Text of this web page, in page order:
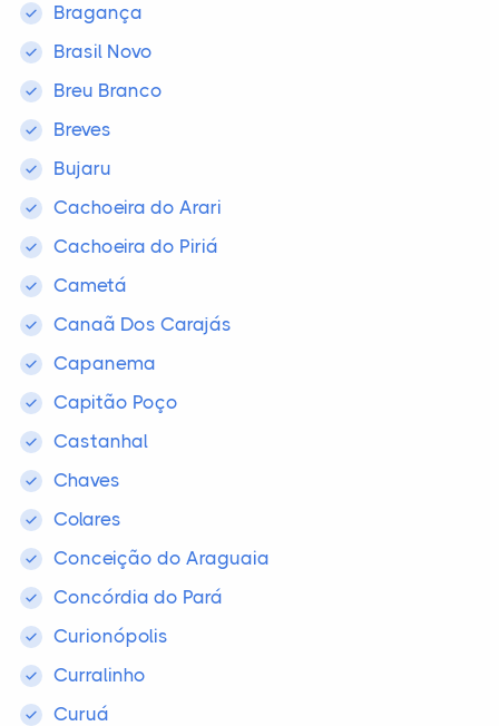
Bragança
Brasil Novo
Breu Branco
Breves
Bujaru
Cachoeira do Arari
Cachoeira do Piriá
Cametá
Canaã Dos Carajás
Capanema
Capitão Poço
Castanhal
Chaves
Colares
Conceição do Araguaia
Concórdia do Pará
Curionópolis
Curralinho
Curuá